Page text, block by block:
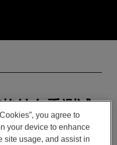
纳冬季测试
新的车辆和
。
you agree to
your device to enhance
site usage, and assist in